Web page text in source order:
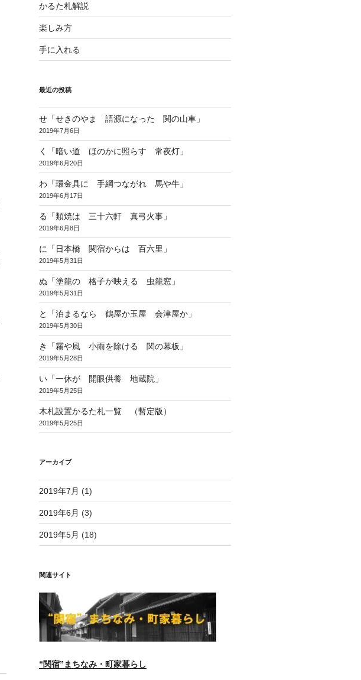
かるた札解説
楽しみ方
手に入れる
最近の投稿
せ「せきのやま 語源になった 関の山車」
2019年7月6日
く「暗い道 ほのかに照らす 常夜灯」
2019年6月20日
わ「環金具に 手綱つながれ 馬や牛」
2019年6月17日
る「類焼は 三十六軒 真弓火事」
2019年6月8日
に「日本橋 関宿からは 百六里」
2019年5月31日
ぬ「塗籠の 格子が映える 虫籠窓」
2019年5月31日
と「泊まるなら 鶴屋か玉屋 会津屋か」
2019年5月30日
き「霧や風 小雨を除ける 関の幕板」
2019年5月28日
い「一休が 開眼供養 地蔵院」
2019年5月25日
木札設置かるた札一覧 （暫定版）
2019年5月25日
アーカイブ
2019年7月 (1)
2019年6月 (3)
2019年5月 (18)
関連サイト
“関宿”まちなみ・町家暮らし